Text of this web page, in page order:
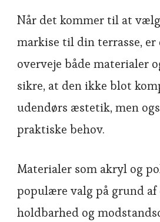
Når det kommer til at
markise til din terrasse,
overveje både materialer
sikre, at den ikke blot
udendørs æstetik, men
praktiske behov.
Materialer som akryl og
populære valg på grund af
holdbarhed og